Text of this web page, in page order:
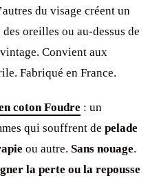
du visage créent un
oreilles ou au-dessus de
Convient aux
Fabriqué en France.
coton Foudre : un
qui souffrent depelade
ou autre.Sans nouage.
la perte ou la repousse